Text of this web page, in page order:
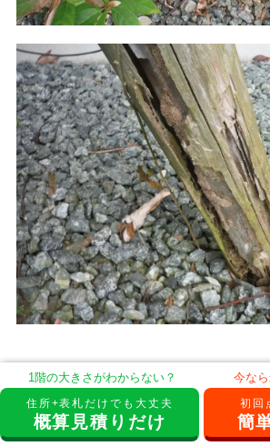
新築時の防蟻処理の
1階の大きさがわからない？
住所+表札だけでも大丈夫
概算見積りだけ
今な
初回
簡